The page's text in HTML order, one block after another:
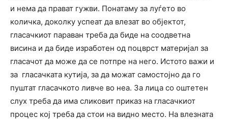
и нема да прават гужви. Понатаму за луѓето во
количка, доколку успеат да влезат во објектот,
гласачкиот параван треба да биде на соодветна
висина и да биде изработен од поцврст материјал за
гласачот да може да се потпре на него. Истото важи и
за гласачката кутија, за да можат самостојно да го
пуштат гласачкото ливче во неа. За лица со оштетен
слух треба да има сликовит приказ на гласачкиот
процес кој треба да стои на видно место. На влезната